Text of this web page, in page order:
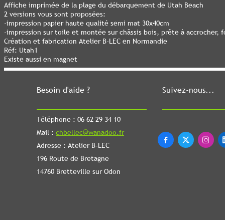
Besoin d'aide ?
Téléphone : 06 62 29 34 10
Mail : chbellec@wanadoo.fr
Adresse : Atelier B-LEC
196 Route de Bretagne
14760 Bretteville sur Odon
Suivez-nous...
  
Affiche imprimée de la plage du débarquement de Utah Beach
2 versions vous sont proposées:
-impression papier haute qualité semi mat 30x40cm
-impression sur toile et montée sur châssis bois, prête à accrocher,
Création et fabrication Atelier B-LEC en Normandie
Réf: Utah1
Existe aussi en magnet